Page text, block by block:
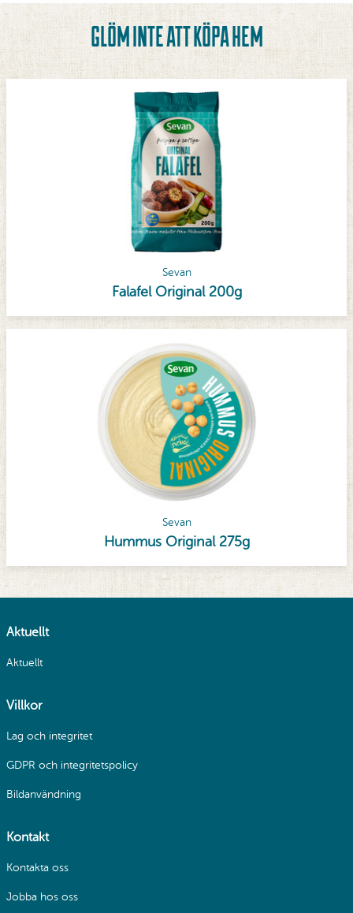
GLÖM INTE ATT KÖPA HEM
Sevan
Falafel Original 200g
Sevan
Hummus Original 275g
Aktuellt
Aktuellt
Villkor
Lag och integritet
GDPR och integritetspolicy
Bildanvändning
Kontakt
Kontakta oss
Jobba hos oss